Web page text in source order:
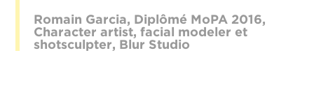
Romain Garcia, Diplômé MoPA 2016,
Character artist, facial modeler et
shotsculpter, Blur Studio